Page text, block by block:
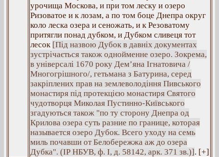
урочища Москова, и при том леску и озеро
Ризоватое и к лозам, а по том боце Днепра округ
коло леска озера и сеножать, и к Резоватому
притягли понад дубком, и Дубком сливеця тот
лесок [Під назвою Дубок в давніх документах
зустрічається також однойменне озеро. Зокрема,
в універсалі 1670 року Дем’яна Ігнатовича /
Многогрішного/, гетьмана з Батурина, серед
закріплених прав на землеволодіння Пивського
монастиря під протекцією монастиря Святого
чудотворця Миколая Пустинно-Київського
згадуються також "по ту сторону Днепра од
Крилова озера суть разние по границе, которая
называется озеро Дубок. Всего уходу на семь
миль почавши от Белобережжа аж до озера
Дубка". (ІР НБУВ, ф. І, д. 58142, арк. 371 зв.)]. [+]